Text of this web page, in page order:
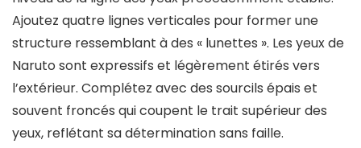
Ajoutez quatre lignes verticales pour former une
structure ressemblant à des « lunettes ». Les yeux de
Naruto sont expressifs et légèrement étirés vers
l’extérieur. Complétez avec des sourcils épais et
souvent froncés qui coupent le trait supérieur des
yeux, reflétant sa détermination sans faille.